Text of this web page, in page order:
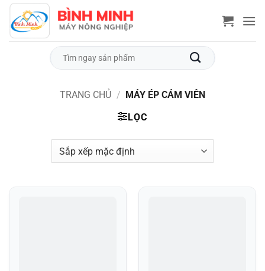
qua
nội
Tìm
TRANG CHỦ / MÁY ÉP CÁM VIÊN
LỌC